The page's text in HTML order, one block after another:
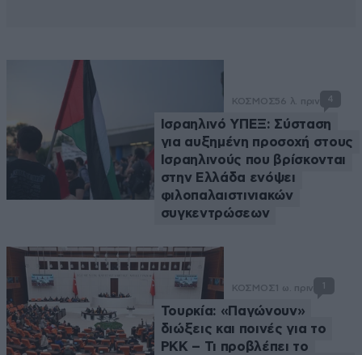
ΚΟΣΜΟΣ56 λ. πριν 4
Ισραηλινό ΥΠΕΞ: Σύσταση
για αυξημένη προσοχή στους
Ισραηλινούς που βρίσκονται
στην Ελλάδα ενόψει
φιλοπαλαιστινιακών
συγκεντρώσεων
ΚΟΣΜΟΣ 1 ω. πριν 1
Τουρκία: «Παγώνουν»
διώξεις και ποινές για το
PKK – Τι προβλέπει το